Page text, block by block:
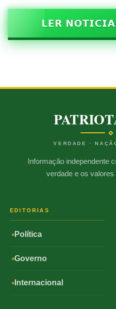
𝗟𝗘𝗥
VERDADE ·
Informação independente
verdade e os
EDITORIAS
Política
Governo
Internacional